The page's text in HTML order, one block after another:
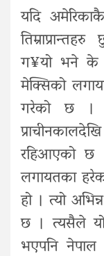
यदि
ग¥यो भने के
मेक्सिको
गरेको छ ।
रहिआएको छ
लगायतका
हो । त्यो
छ । त्यसैले यो
भएपनि नेपाल